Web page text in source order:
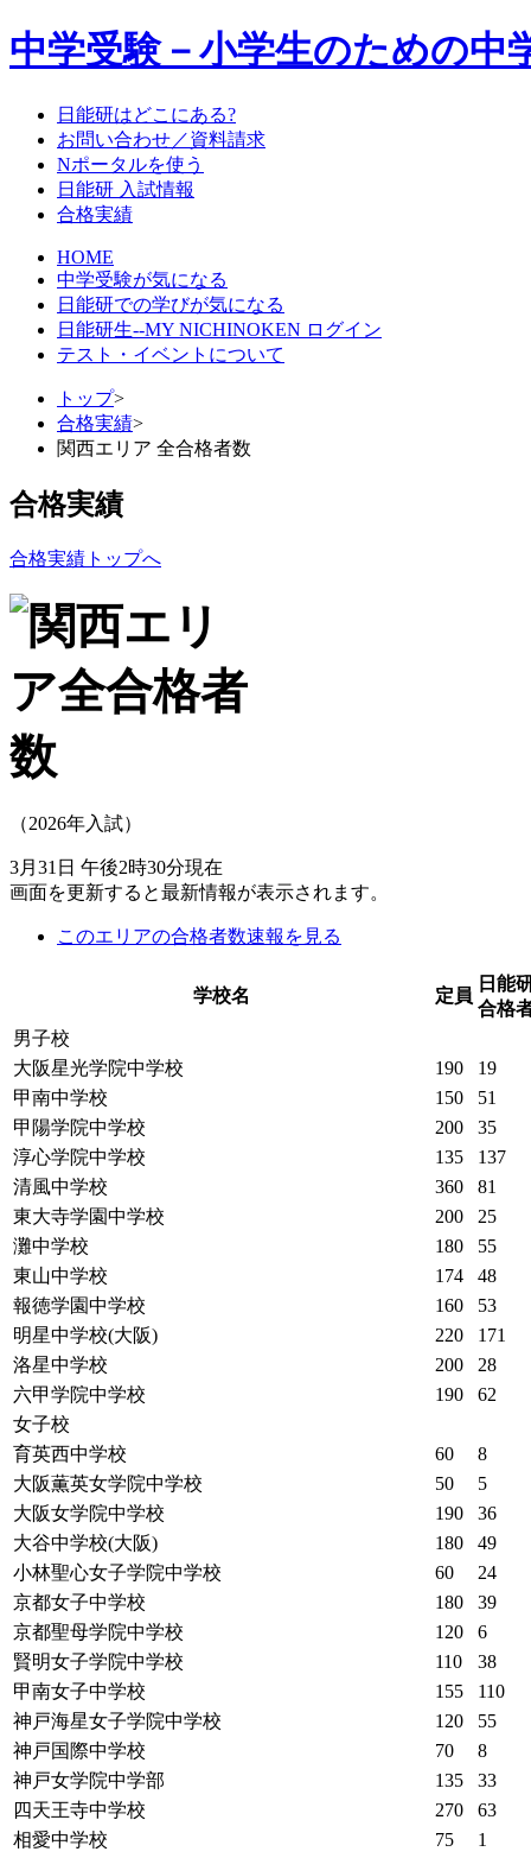
中学受験－小学生のための中
日能研はどこにある?
お問い合わせ／資料請求
Nポータルを使う
日能研 入試情報
合格実績
HOME
中学受験が気になる
日能研での学びが気になる
日能研生--MY NICHINOKEN ログイン
テスト・イベントについて
トップ>
合格実績>
関西エリア 全合格者数
合格実績
合格実績トップへ
（2026年入試）
3月31日 午後2時30分現在
画面を更新すると最新情報が表示されます。
このエリアの合格者数速報を見る
学校名 定員
日能
合格
男子校
大阪星光学院中学校
190
19
甲南中学校
150
51
甲陽学院中学校
200
35
淳心学院中学校
135
137
清風中学校
360
81
東大寺学園中学校
200
25
灘中学校
180
55
東山中学校
174
48
報徳学園中学校
160
53
明星中学校(大阪)
220
171
洛星中学校
200
28
六甲学院中学校
190
62
女子校
育英西中学校
60
8
大阪薫英女学院中学校
50
5
大阪女学院中学校
190
36
大谷中学校(大阪)
180
49
小林聖心女子学院中学校
60
24
京都女子中学校
180
39
京都聖母学院中学校
120
6
賢明女子学院中学校
110
38
甲南女子中学校
155
110
神戸海星女子学院中学校
120
55
神戸国際中学校
70
8
神戸女学院中学部
135
33
四天王寺中学校
270
63
相愛中学校
75
1